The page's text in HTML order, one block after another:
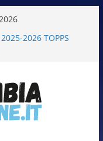
2026 TOPPS
2026 PANINI